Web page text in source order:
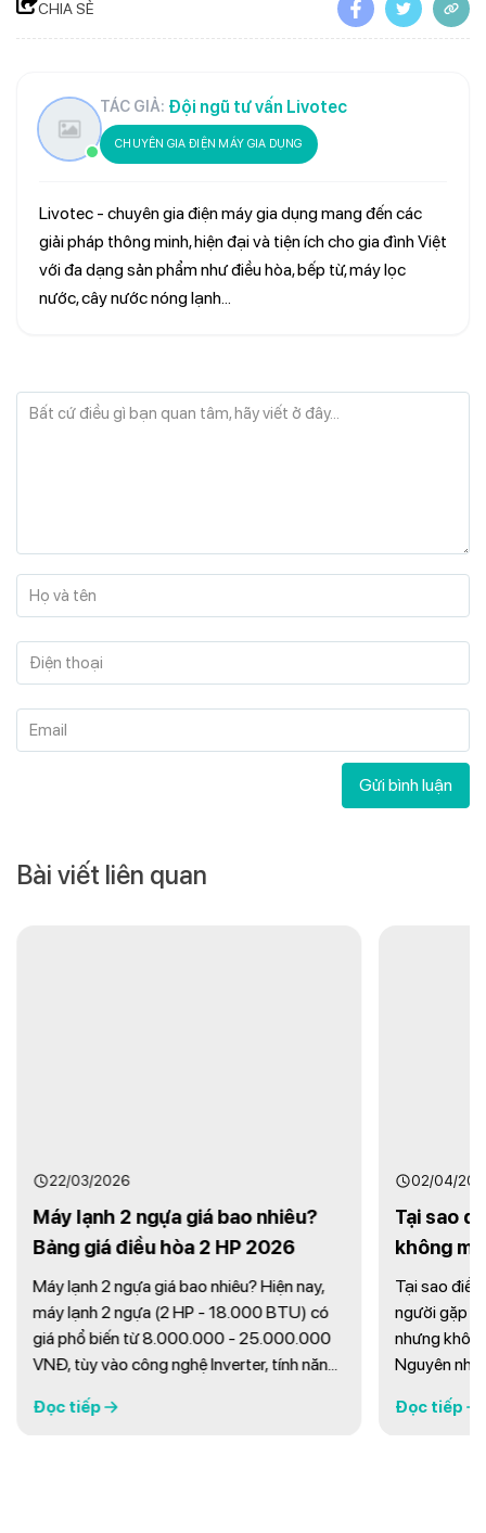
CHIA SẺ
TÁC GIẢ: Đội ngũ tư vấn Livotec
CHUYÊN GIA ĐIỆN MÁY GIA DỤNG
Livotec - chuyên gia điện máy gia dụng mang đến các
giải pháp thông minh, hiện đại và tiện ích cho gia đình Việt
với đa dạng sản phẩm như điều hòa, bếp từ, máy lọc
nước, cây nước nóng lạnh...
Bất cứ điều gì bạn quan tâm, hãy viết ở đây...
Họ và tên
Điện thoại
Email
Gửi bình luận
Bài viết liên quan
22/03/2026
Máy lạnh 2 ngựa giá bao nhiêu?
Bảng giá điều hòa 2 HP 2026
Máy lạnh 2 ngựa giá bao nhiêu? Hiện nay,
02/04/
Tại sao
không
Cách
Tại sao
người gặp
nhưng
Nguyên
máy lạnh
Đọc tiếp